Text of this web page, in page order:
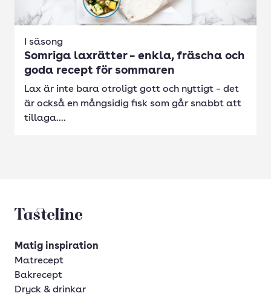
I säsong
Somriga laxrätter – enkla, fräscha och
goda recept för sommaren
Lax är inte bara otroligt gott och nyttigt – det
är också en mångsidig fisk som går snabbt att
tillaga....
Tasteline startsida
Matig inspiration
Matrecept
Bakrecept
Dryck & drinkar